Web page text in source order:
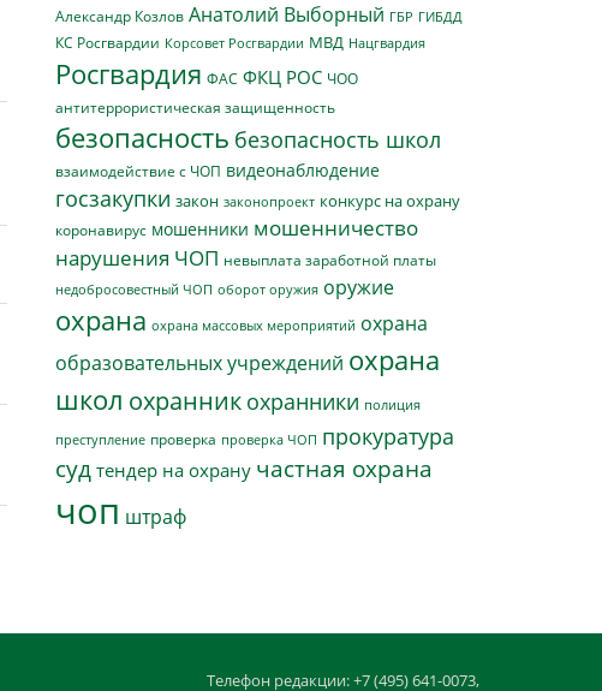
Александр Козлов Анатолий Выборный ГБР ГИБДД
КС Росгвардии Корсовет Росгвардии МВД Нацгвардия
Росгвардия ФАС ФКЦ РОС ЧОО
антитеррористическая защищенность
безопасность безопасность школ
взаимодействие с ЧОП видеонаблюдение
госзакупки закон законопроект конкурс на охрану
коронавирус мошенники мошенничество
нарушения ЧОП невыплата заработной платы
недобросовестный ЧОП оборот оружия оружие
охрана охрана массовых мероприятий охрана
образовательных учреждений охрана
школ охранник охранники полиция
преступление проверка проверка ЧОП прокуратура
суд тендер на охрану частная охрана
чоп штраф
Телефон редакции: +7 (495) 641-0073,